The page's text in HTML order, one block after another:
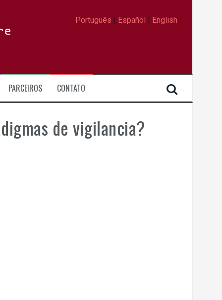
Português | Español | English
PARCEIROS CONTATO
de vigilancia?